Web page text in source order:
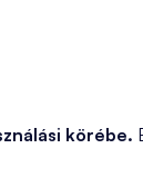
körébe.